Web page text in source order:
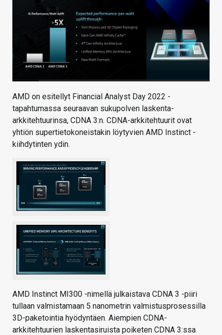
AMD on esitellyt Financial Analyst Day 2022 -
tapahtumassa seuraavan sukupolven laskenta-
arkkitehtuurinsa, CDNA 3:n. CDNA-arkkitehtuurit ovat
yhtiön supertietokoneistakin löytyvien AMD Instinct -
kiihdytinten ydin.
AMD Instinct MI300 -nimellä julkaistava CDNA 3 -piiri
tullaan valmistamaan 5 nanometrin valmistusprosessilla
3D-paketointia hyödyntäen. Aiempien CDNA-
arkkitehtuurien laskentasiruista poiketen CDNA 3:ssa